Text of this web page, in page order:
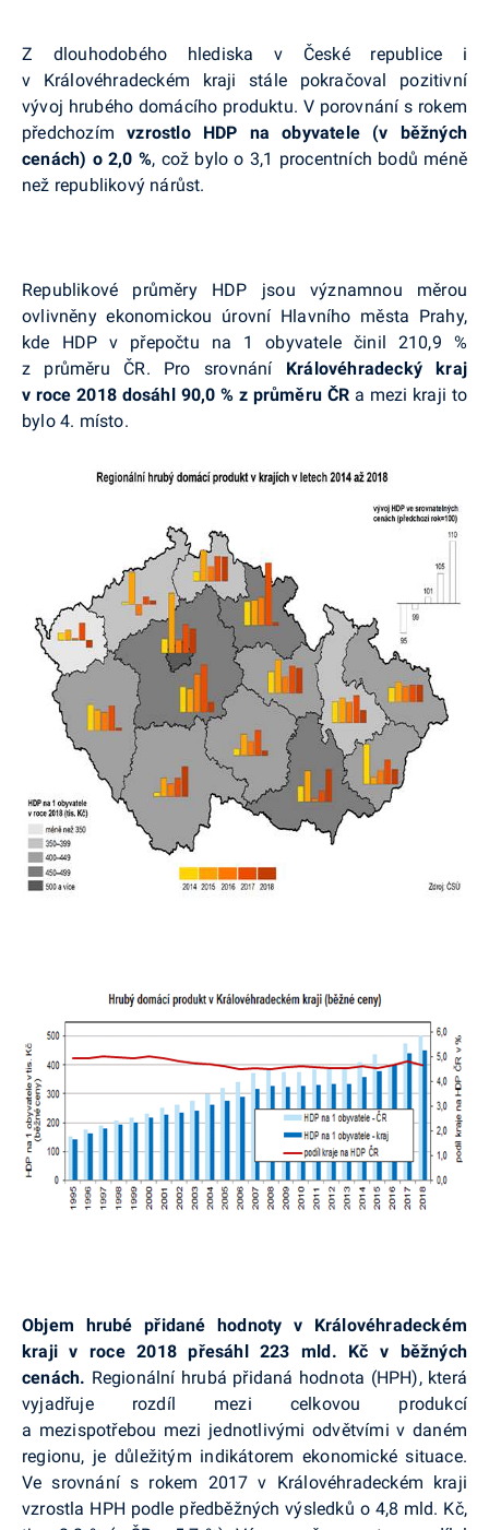
Z dlouhodobého hlediska v České republice i
v Královéhradeckém kraji stále pokračoval pozitivní
vývoj hrubého domácího produktu. V porovnání s rokem
předchozímvzrostlo HDP na obyvatele (v běžných
cenách) o 2,0 %, což bylo o 3,1 procentních bodů méně
než republikový nárůst.
Republikové
průměry HDP jsou významnou měrou
ovlivněny ekonomickou úrovní Hlavního města Prahy,
kde HDP v přepočtu na 1 obyvatele činil 210,9 %
z průměru ČR. Pro srovnání Královéhradecký kraj
v roce 2018 dosáhl 90,0 % z průměru ČR a mezi kraji to
bylo 4. místo.
Objem hrubé přidané hodnoty v Královéhradeckém
kraji v roce 2018 přesáhl 223 mld. Kč v běžných
cenách. Regionální hrubá přidaná hodnota (HPH), která
vyjadřuje rozdíl mezi celkovou produkcí
a mezispotřebou mezi jednotlivými odvětvími v daném
regionu, je důležitým indikátorem ekonomické situace.
Ve srovnání s rokem 2017 v Královéhradeckém kraji
vzrostla HPH podle předběžných výsledků o 4,8 mld. Kč,